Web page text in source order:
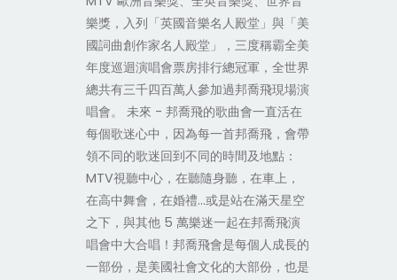
樂獎，入列「英國音樂名人殿堂」與「美
國詞曲創作家名人殿堂」，三度稱霸全美
年度巡迴演唱會票房排行總冠軍，全世界
總共有三千四百萬人參加過邦喬飛現場演
唱會。 未來 - 邦喬飛的歌曲會一直活在
每個歌迷心中，因為每一首邦喬飛，會帶
領不同的歌迷回到不同的時間及地點：
MTV視聽中心，在聽隨身聽，在車上，
在高中舞會，在婚禮…或是站在滿天星空
之下，與其他 5 萬樂迷一起在邦喬飛演
唱會中大合唱！邦喬飛會是每個人成長的
一部份，是美國社會文化的大部份，也是